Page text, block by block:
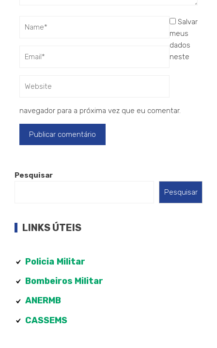
Salvar
meus
dados
neste
navegador para a próxima vez que eu comentar.
Pesquisar
Pesquisar
LINKS ÚTEIS
Policia Militar
Bombeiros Militar
ANERMB
CASSEMS